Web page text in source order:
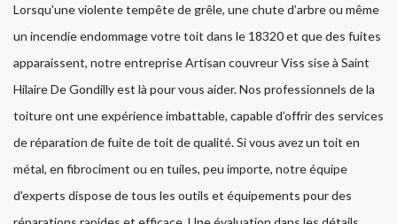
Lorsqu'une violente tempête de grêle, une chute d’arbre ou même
un incendie endommage votre toit dans le 18320 et que des fuites
apparaissent, notre entreprise Artisan couvreur Viss sise à Saint
Hilaire De Gondilly est là pour vous aider. Nos professionnels de la
toiture ont une expérience imbattable, capable d’offrir des services
de réparation de fuite de toit de qualité. Si vous avez un toit en
métal, en fibrociment ou en tuiles, peu importe, notre équipe
d'experts dispose de tous les outils et équipements pour des